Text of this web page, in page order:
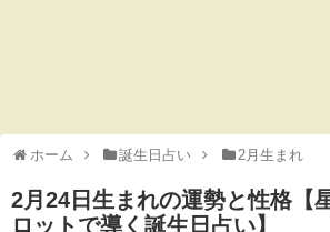
ホーム 誕生日占い 2月生まれ
2月24日生まれの運勢と性格【
ロットで導く誕生日占い】